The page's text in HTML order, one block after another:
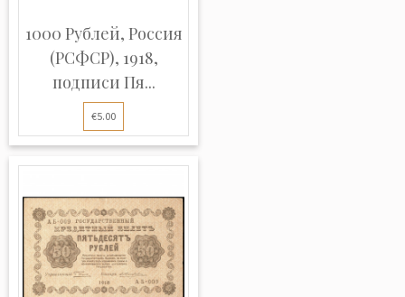
1000 Рублей, Россия
(РСФСР), 1918,
подписи Пя...
€5.00